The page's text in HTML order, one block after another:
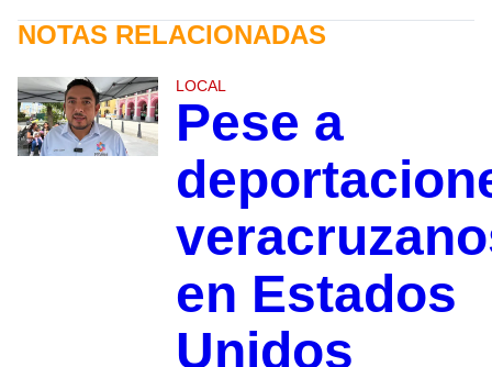
NOTAS RELACIONADAS
LOCAL
Pese a
en Estados
Unidos